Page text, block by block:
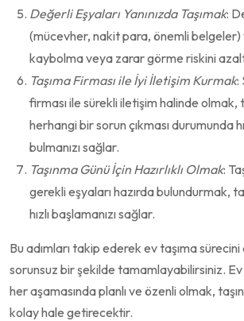
Değerli Eşyaları Yanınızda Taşımak:
(mücevher, nakit para, önemli belgeler)
kaybolma veya zarar görme riskini
Taşıma Firması ile İyi İletişim Kurmak:
firması ile sürekli iletişim halinde olmak,
herhangi bir sorun çıkması durumunda
bulmanızı sağlar.
Taşınma Günü İçin Hazırlıklı Olmak:
gerekli eşyaları hazırda bulundurmak,
hızlı başlamanızı sağlar.
Bu adımları takip ederek ev taşıma
sorunsuz bir şekilde tamamlayabilirsiniz. Ev
her aşamasında planlı ve özenli olmak,
kolay hale getirecektir.